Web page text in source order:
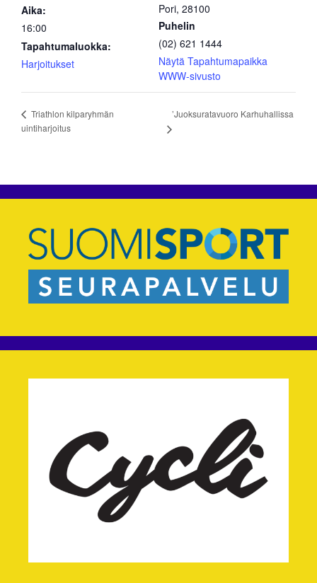
Aika:
16:00
Tapahtumaluokka:
Harjoitukset
Pori, 28100
Puhelin
(02) 621 1444
Näytä Tapahtumapaikka
WWW-sivusto
Triathlon kilparyhmän
uintiharjoitus
’Juoksuratavuoro Karhuhallissa